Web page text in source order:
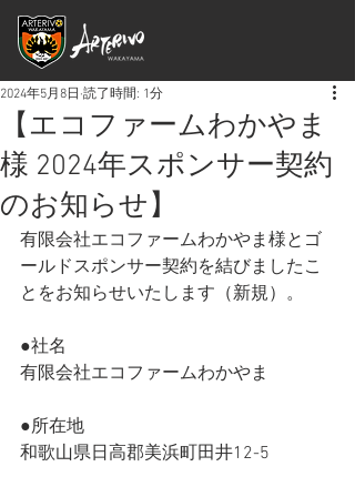
【エコファームわかやま
様 2024年スポンサー契約
のお知らせ】
2024年5月8日 読了時間: 1分
有限会社エコファームわかやま様とゴ
ールドスポンサー契約を結びましたこ
とをお知らせいたします（新規）。
●社名
有限会社エコファームわかやま
●所在地
和歌山県日高郡美浜町田井12-5